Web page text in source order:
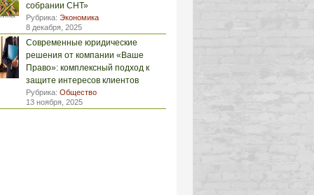
собрании СНТ»
Рубрика: Экономика
8 декабря, 2025
Современные юридические
решения от компании «Ваше
Право»: комплексный подход к
защите интересов клиентов
Рубрика: Общество
13 ноября, 2025